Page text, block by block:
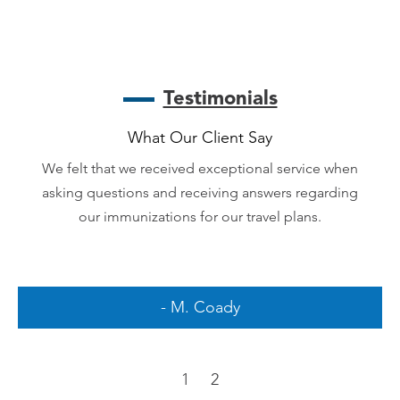
Testimonials
What Our Client Say
We felt that we received exceptional service when
asking questions and receiving answers regarding
our immunizations for our travel plans.
- M. Coady
1 2